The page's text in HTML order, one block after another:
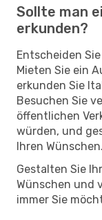
Sollte man
erkunden?
Entscheiden
Mieten Sie ein
erkunden Sie
Besuchen Sie
öffentlichen
würden, und
Ihren Wünschen.
Gestalten Sie
Wünschen und
immer Sie